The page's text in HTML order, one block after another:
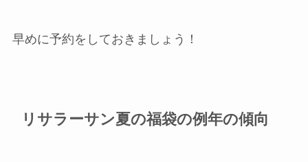
早めに予約をしておきましょう！
リサラーサン夏の福袋の例年の傾向